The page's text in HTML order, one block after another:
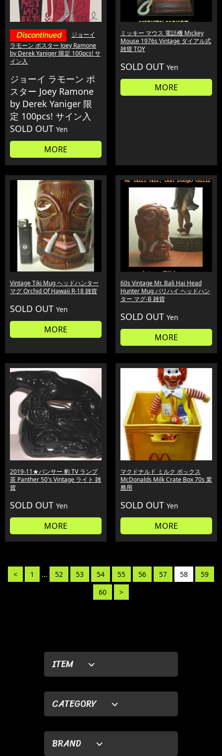
ITEM
CATEGORY
BRAND
ジョーイ
ラモーン ポスター Joey Ramone
by Derek Yaniger 限定 100pcs! サ
イン入
ジョーイ ラモーン ポ
スター Joey Ramone
by Derek Yaniger 限
定 100pcs! サイン入
SOLD OUT Yen
MORE
ミッキー マウス 電話機 Mickey
Mouse 1976s Vintage ダイアル式
雑貨 TOY
SOLD OUT Yen
MORE
Vintage Tiki Mug ヘッドハンター
マグ Orchid Of Hawaii R-18 雑貨
SOLD OUT Yen
MORE
60s Vintage Mr. Bali Hai Head
Hunter Mug バリハイ ヘッドハン
ター マグ-B 雑貨
SOLD OUT Yen
MORE
2019-11★パンサー 豹 TV ランプ
茶 Panther 50's Vintage ライト 雑
貨
SOLD OUT Yen
MORE
マクドナルド ミルク ボックス
McDonalds Milk Crate Box 70s 業
務用
SOLD OUT Yen
MORE
< 1 ... 52 53 54 55 56 57 58
59
60
>